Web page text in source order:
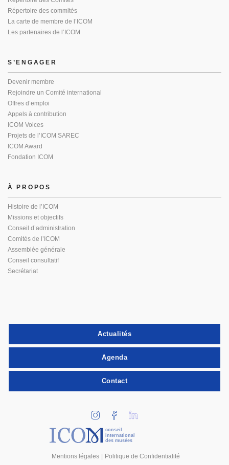
Répertoire des commités
La carte de membre de l’ICOM
Les partenaires de l’ICOM
S’ENGAGER
Devenir membre
Rejoindre un Comité international
Offres d’emploi
Appels à contribution
ICOM Voices
Projets de l’ICOM SAREC
ICOM Award
Fondation ICOM
À PROPOS
Histoire de l’ICOM
Missions et objectifs
Conseil d’administration
Comités de l’ICOM
Assemblée générale
Conseil consultatif
Secrétariat
Actualités
Agenda
Contact
conseil
international
des musées
Mentions légales Politique de Confidentialité